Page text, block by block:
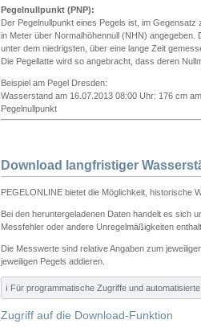
Pegelnullpunkt (PNP):
Der Pegelnullpunkt eines Pegels ist, im
in Meter über Normalhöhennull (NHN)
unter dem niedrigsten, über eine lange Zeit
Die Pegellatte wird so angebracht, dass deren
Beispiel am Pegel Dresden:
Wasserstand am 16.07.2013 08:00 Uhr: 176 cm
Pegelnullpunkt
Download langfristiger
PEGELONLINE bietet die Möglichkeit, historische
Bei den heruntergeladenen Daten handelt es sich
Messfehler oder andere Unregelmäßigkeiten
Die Messwerte sind relative Angaben zum
jeweiligen Pegels addieren.
ℹ️ Für programmatische Zugriffe und
Zugriff auf die Download-Funktion